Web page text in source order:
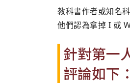
教科書作者或知名
他們認為拿掉 I 或
針對第一
評論如下：